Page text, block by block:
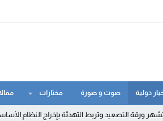
دولية صوت و صورة مختارات
التصعيد وتربط التهدئة بإخراج النظام الأساسي